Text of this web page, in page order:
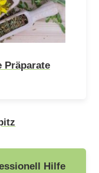
Präparate
Hilfe